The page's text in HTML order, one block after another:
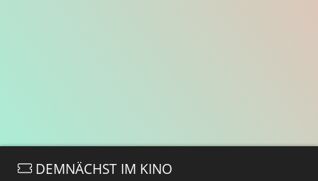
DEMNÄCHST IM KINO